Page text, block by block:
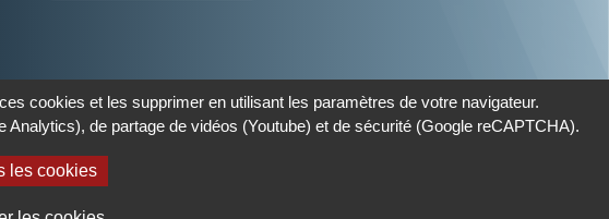
Confidentialité
cookies et les supprimer en utilisant les paramètres de votre navigateur.
de partage de vidéos (Youtube) et de sécurité (Google reCAPTCHA).
les cookies